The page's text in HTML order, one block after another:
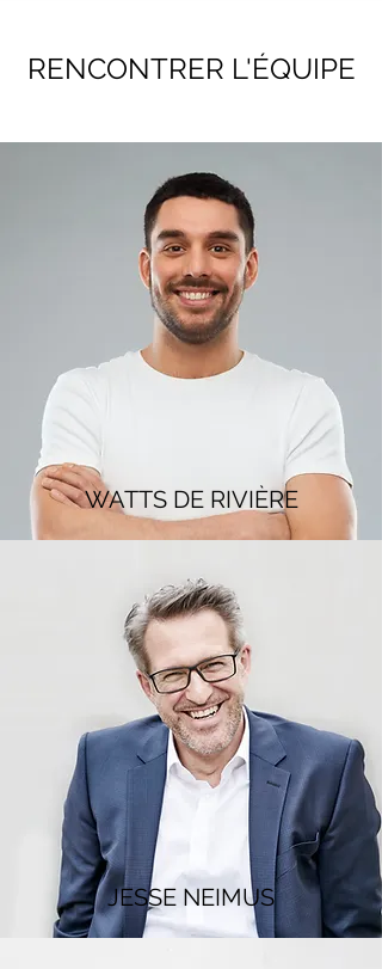
RENCONTRER L'ÉQUIPE
WATTS DE RIVIÈRE
JESSE NEIMUS